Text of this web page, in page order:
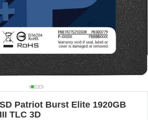
Patriot Burst Elite 1920GB
TLC 3D